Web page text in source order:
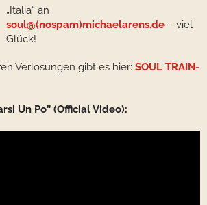
„Italia“ an
soul@(nospam)michaelarens.de – viel
Glück!
Verlosungen gibt es hier: SOUL TRAIN-
Un Po” (Official Video):